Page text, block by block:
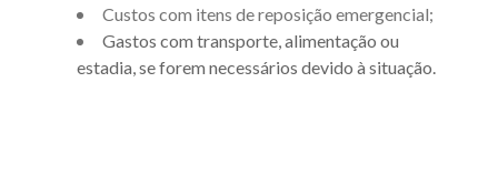
Custos com itens de reposição emergencial;
Gastos com transporte, alimentação ou
estadia, se forem necessários devido à situação.